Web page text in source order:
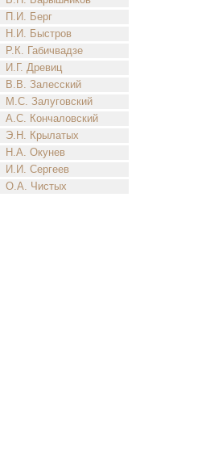
П.И. Берг
Н.И. Быстров
Р.К. Габичвадзе
И.Г. Древиц
В.В. Залесский
М.С. Залуговский
А.С. Кончаловский
Э.Н. Крылатых
Н.А. Окунев
И.И. Сергеев
О.А. Чистых